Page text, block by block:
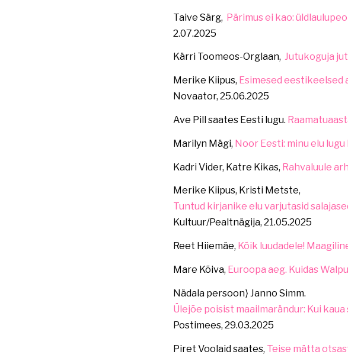
Taive Särg, Pärimus ei kao:
2.07.2025
Kärri Toomeos-Orglaan, Jutukoguja
Merike Kiipus, Esimesed
Novaator, 25.06.2025
Ave Pill saates Eesti lugu.
Marilyn Mägi, Noor Eesti: minu elu
Kadri Vider, Katre Kikas, Rahvaluule
Merike Kiipus, Kristi Metste,
Tuntud kirjanike elu varjutasid
Kultuur/Pealtnägija, 21.05.2025
Reet Hiiemäe, Kõik luudadele!
Mare Kõiva, Euroopa aeg. Kuidas
Nädala persoon⟩ Janno Simm.
Ülejõe poisist maailmarändur: Kui
Postimees, 29.03.2025
Piret Voolaid saates, Teise mätta